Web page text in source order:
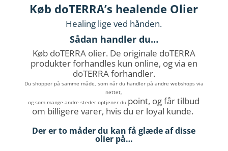
Køb doTERRA’s healende Olier
Healing lige ved hånden.
Sådan handler du…
Køb doTERRA olier. De originale doTERRA
produkter forhandles kun online, og via en
doTERRA forhandler.
Du shopper på samme måde, som når du handler på andre webshopsvia
nettet,
og som mange andre steder optjener du point, og får tilbud
om billigere varer, hvis du er loyal kunde.
Der er to måder du kan få glæde af disse
olier på…